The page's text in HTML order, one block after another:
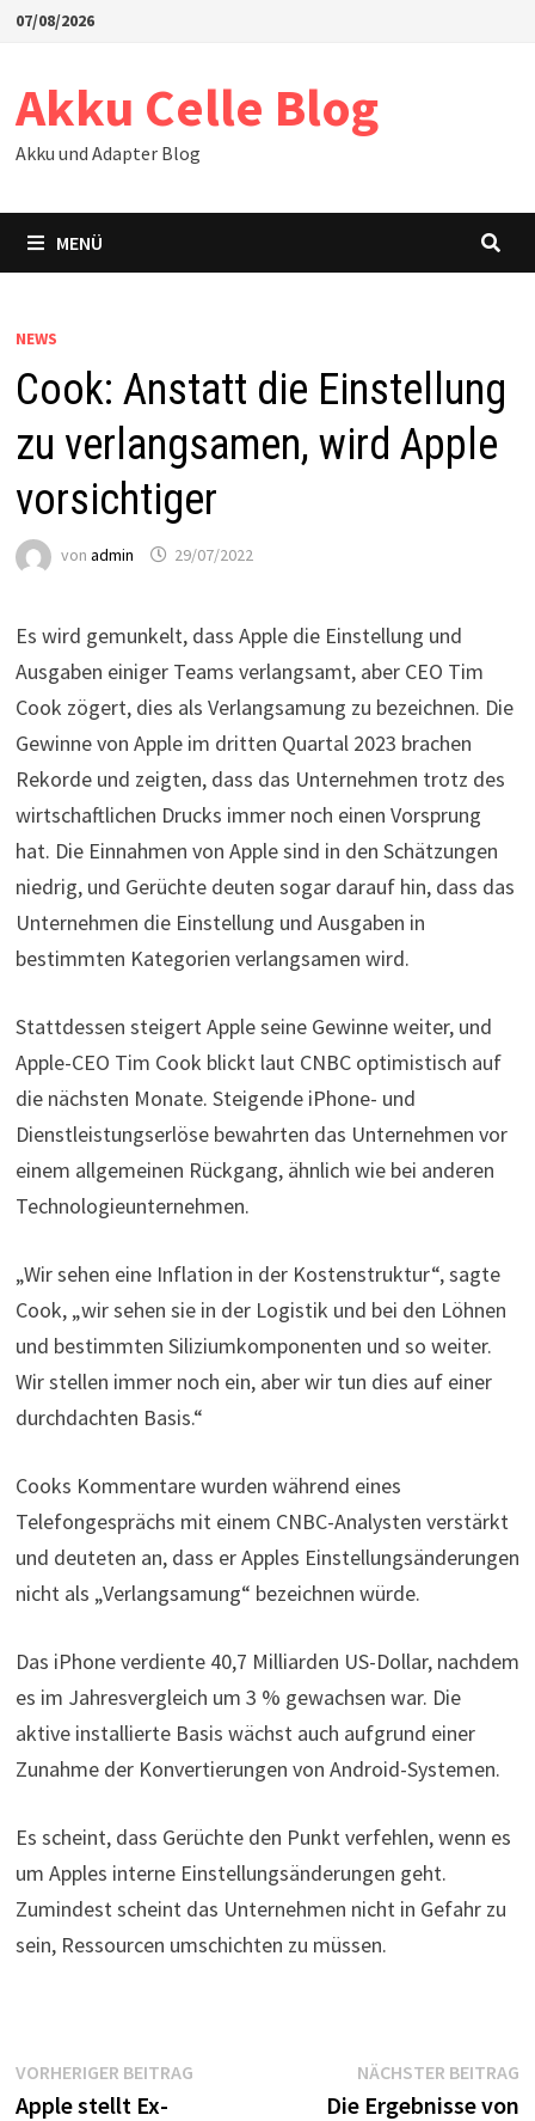
Zum07/08/2026
Akku Celle Blog
Akku und Adapter Blog
MENÜ
NEWS
Cook: Anstatt die Einstellung
zu verlangsamen, wird Apple
vorsichtiger
von admin 29/07/2022
Es wird gemunkelt, dass Apple die Einstellung und
Ausgaben einiger Teams verlangsamt, aber CEO Tim
Cook zögert, dies als Verlangsamung zu bezeichnen. Die
Gewinne von Apple im dritten Quartal 2023 brachen
Rekorde und zeigten, dass das Unternehmen trotz des
wirtschaftlichen Drucks immer noch einen Vorsprung
hat. Die Einnahmen von Apple sind in den Schätzungen
niedrig, und Gerüchte deuten sogar darauf hin, dass das
Unternehmen die Einstellung und Ausgaben in
bestimmten Kategorien verlangsamen wird.
Stattdessen steigert Apple seine Gewinne weiter, und
Apple-CEO Tim Cook blickt laut CNBC optimistisch auf
die nächsten Monate. Steigende iPhone- und
Dienstleistungserlöse bewahrten das Unternehmen vor
einem allgemeinen Rückgang, ähnlich wie bei anderen
Technologieunternehmen.
„Wir sehen eine Inflation in der Kostenstruktur“, sagte
Cook, „wir sehen sie in der Logistik und bei den Löhnen
und bestimmten Siliziumkomponenten und so weiter.
Wir stellen immer noch ein, aber wir tun dies auf einer
durchdachten Basis.“
Cooks Kommentare wurden während eines
Telefongesprächs mit einem CNBC-Analysten verstärkt
und deuteten an, dass er Apples Einstellungsänderungen
nicht als „Verlangsamung“ bezeichnen würde.
Das iPhone verdiente 40,7 Milliarden US-Dollar, nachdem
es im Jahresvergleich um 3 % gewachsen war. Die
aktive installierte Basis wächst auch aufgrund einer
Zunahme der Konvertierungen von Android-Systemen.
Es scheint, dass Gerüchte den Punkt verfehlen, wenn es
um Apples interne Einstellungsänderungen geht.
Zumindest scheint das Unternehmen nicht in Gefahr zu
sein, Ressourcen umschichten zu müssen.
Beitragsnavigation
VORHERIGER BEITRAGVorheriger
Apple stellt Ex-
NÄCHSTER BEITRAG
Die Ergebnisse von